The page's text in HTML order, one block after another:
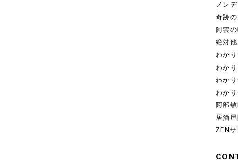
ノン
奇跡
阿雲
絶対他
わか
わか
わか
わか
阿部
居酒
ZEN